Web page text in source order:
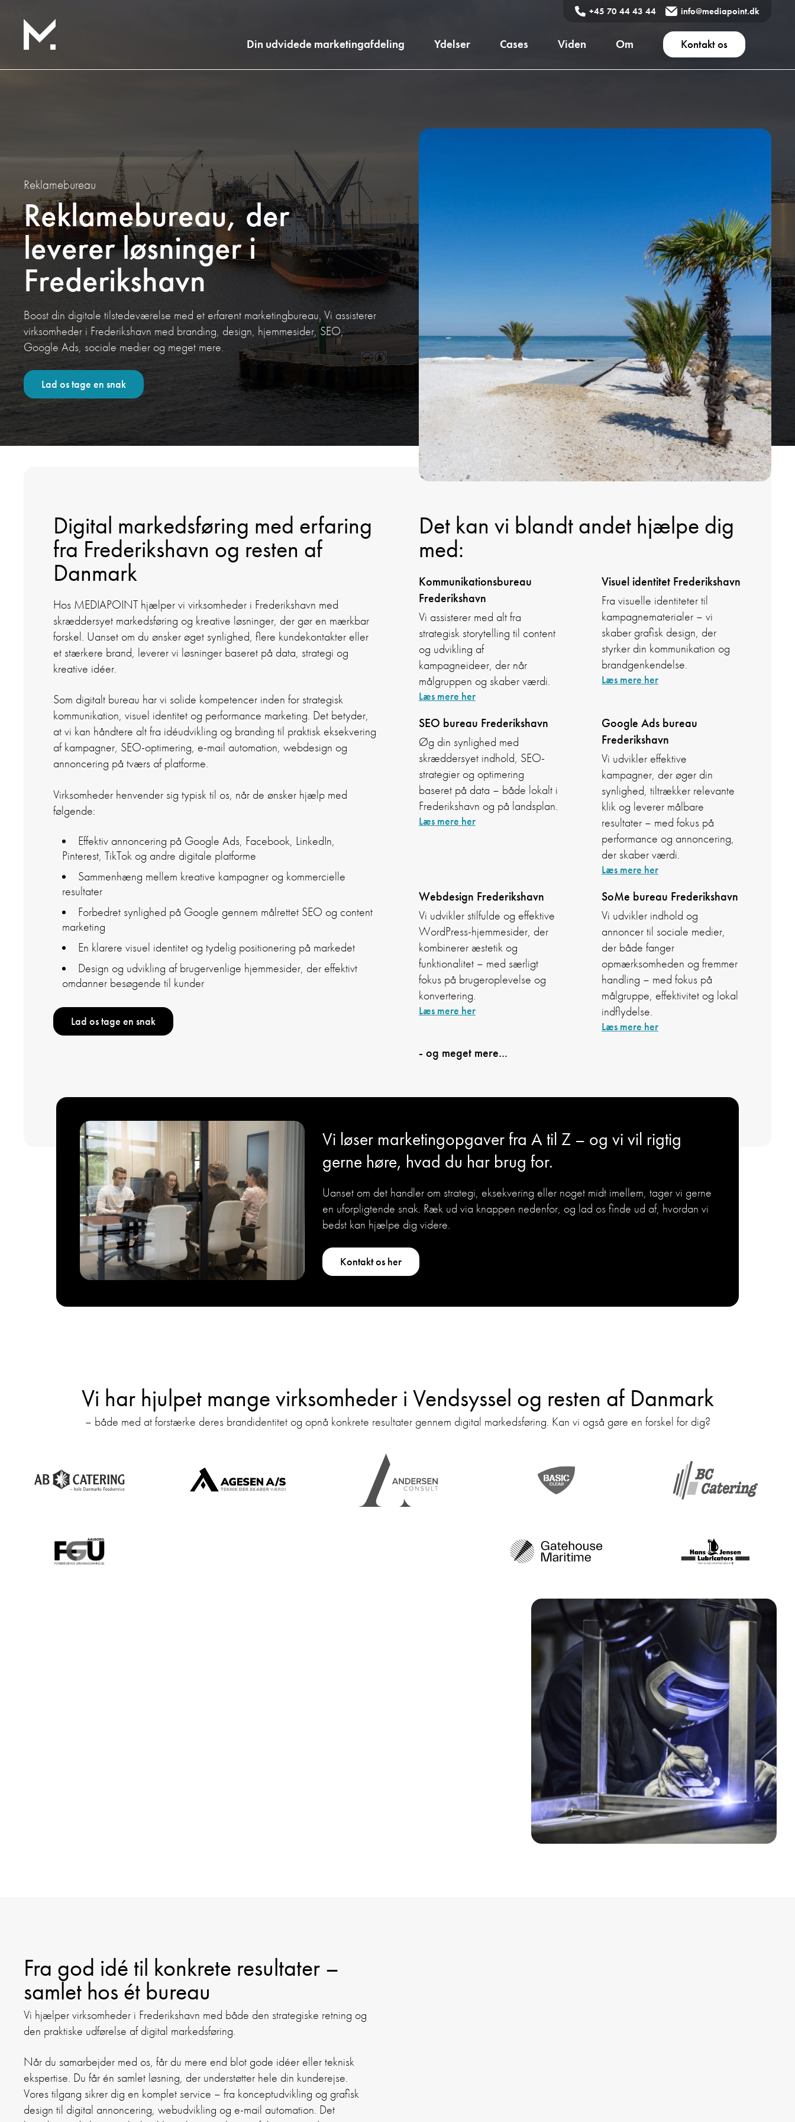
+45 70 44 43 44 info@mediapoint.dk
Din udvidede marketingafdeling Ydelser Cases Viden Om Kontakt os
Reklamebureau
Reklamebureau, der
leverer løsninger i
Frederikshavn
Boost din digitale tilstedeværelse med et erfarent marketingbureau. Vi assisterer
virksomheder i Frederikshavn med branding, design, hjemmesider, SEO,
Google Ads, sociale medier og meget mere.
Lad os tage en snak
Digital markedsføring med erfaring
fra Frederikshavn og resten af
Danmark
Hos MEDIAPOINT hjælper vi virksomheder i Frederikshavn med
skræddersyet markedsføring og kreative løsninger, der gør en mærkbar
forskel. Uanset om du ønsker øget synlighed, flere kundekontakter eller
et stærkere brand, leverer vi løsninger baseret på data, strategi og
kreative idéer.
Som digitalt bureau har vi solide kompetencer inden for strategisk
kommunikation, visuel identitet og performance marketing. Det betyder,
at vi kan håndtere alt fra idéudvikling og branding til praktisk eksekvering
af kampagner, SEO-optimering, e-mail automation, webdesign og
annoncering på tværs af platforme.
Virksomheder henvender sig typisk til os, når de ønsker hjælp med
følgende:
Effektiv annoncering på Google Ads, Facebook, LinkedIn,
Pinterest, TikTok og andre digitale platforme
Sammenhæng mellem kreative kampagner og kommercielle
resultater
Forbedret synlighed på Google gennem målrettet SEO og content
marketing
En klarere visuel identitet og tydelig positionering på markedet
Design og udvikling af brugervenlige hjemmesider, der effektivt
omdanner besøgende til kunder
Lad os tage en snak
Det kan vi blandt andet hjælpe dig
med:
Kommunikationsbureau
Frederikshavn
Vi assisterer med alt fra
strategisk storytelling til content
og udvikling af
kampagneideer, der når
målgruppen og skaber værdi.
Læs mere her
Visuel identitet Frederikshavn
Fra visuelle identiteter til
kampagnematerialer – vi
skaber grafisk design, der
styrker din kommunikation og
brandgenkendelse.
Læs mere her
SEO bureau Frederikshavn
Øg din synlighed med
skræddersyet indhold, SEO-
strategier og optimering
baseret på data – både lokalt i
Frederikshavn og på landsplan.
Læs mere her
Google Ads bureau
Frederikshavn
Vi udvikler effektive
kampagner, der øger din
synlighed, tiltrækker relevante
klik og leverer målbare
resultater – med fokus på
performance og annoncering,
der skaber værdi.
Læs mere her
Webdesign Frederikshavn
Vi udvikler stilfulde og effektive
WordPress-hjemmesider, der
kombinerer æstetik og
funktionalitet – med særligt
fokus på brugeroplevelse og
konvertering.
Læs mere her
SoMe bureau Frederikshavn
Vi udvikler indhold og
annoncer til sociale medier,
der både fanger
opmærksomheden og fremmer
handling – med fokus på
målgruppe, effektivitet og lokal
indflydelse.
Læs mere her
- og meget mere...
Vi løser marketingopgaver fra A til Z – og vi vil rigtig
gerne høre, hvad du har brug for.
Uanset om det handler om strategi, eksekvering eller noget midt imellem, tager vi gerne
en uforpligtende snak. Ræk ud via knappen nedenfor, og lad os finde ud af, hvordan vi
bedst kan hjælpe dig videre.
Kontakt os her
Vi har hjulpet mange virksomheder i Vendsyssel og resten af Danmark
– både med at forstærke deres brandidentitet og opnå konkrete resultater gennem digital markedsføring. Kan vi også gøre en forskel for dig?
Fra god idé til konkrete resultater –
samlet hos ét bureau
Vi hjælper virksomheder i Frederikshavn med både den strategiske retning og
den praktiske udførelse af digital markedsføring.
Når du samarbejder med os, får du mere end blot gode idéer eller teknisk
ekspertise. Du får én samlet løsning, der understøtter hele din kunderejse.
Vores tilgang sikrer dig en komplet service – fra konceptudvikling og grafisk
design til digital annoncering, webudvikling og e-mail automation. Det